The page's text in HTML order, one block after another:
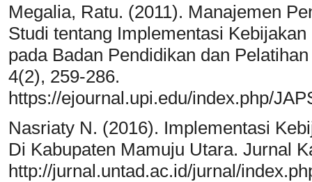
Megalia, Ratu. (2011). Manajemen
Studi tentang Implementasi
pada Badan Pendidikan dan
4(2), 259-286.
https://ejournal.upi.edu/index.php/
Nasriaty N. (2016). Implementasi
Di Kabupaten Mamuju Utara. Jurnal
http://jurnal.untad.ac.id/jurnal/